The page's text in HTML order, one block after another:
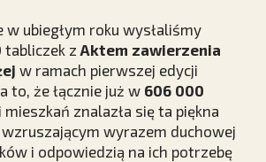
w ubiegłym roku wysłaliśmy
tabliczek z Aktem zawierzenia
w ramach pierwszej edycji
to, że łącznie już w 606 000
znalazła się ta piękna
wyrazem duchowej
i odpowiedzią na ich potrzebę